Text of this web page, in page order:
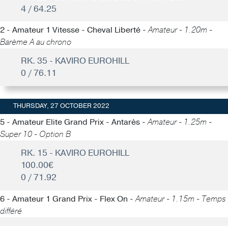
4 / 64.25
2 - Amateur 1 Vitesse - Cheval Liberté -Amateur - 1.20m -
Barème A au chrono
RK. 35 - KAVIRO EUROHILL
0 / 76.11
THURSDAY, 27 OCTOBER 2022
5 - Amateur Elite Grand Prix - Antarès -Amateur - 1.25m -
Super 10 - Option B
RK. 15 - KAVIRO EUROHILL
100.00€
0 / 71.92
6 - Amateur 1 Grand Prix - Flex On -Amateur - 1.15m - Temps
différé